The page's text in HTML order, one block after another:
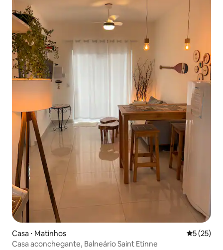
Casa ⋅ Matinhos 5 de uma
5 (25)
Casa aconchegante, Balneário Saint Etinne